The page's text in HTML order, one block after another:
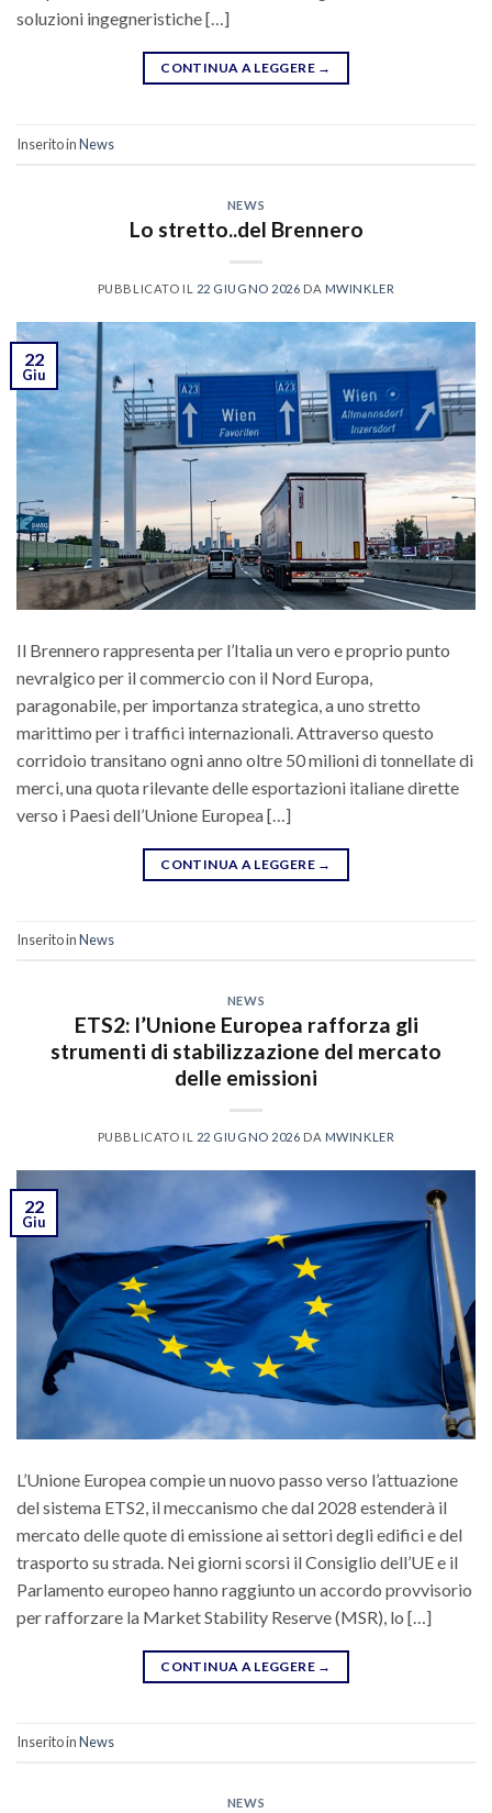
soluzioni ingegneristiche […]
CONTINUA A LEGGERE →
Inserito inNews
NEWS
Lo stretto..del Brennero
PUBBLICATO IL 22 GIUGNO 2026 DA MWINKLER
22
Giu
Il Brennero rappresenta per l’Italia un vero e proprio punto
nevralgico per il commercio con il Nord Europa,
paragonabile, per importanza strategica, a uno stretto
marittimo per i traffici internazionali. Attraverso questo
corridoio transitano ogni anno oltre 50 milioni di tonnellate di
merci, una quota rilevante delle esportazioni italiane dirette
verso i Paesi dell’Unione Europea […]
CONTINUA A LEGGERE →
Inserito inNews
NEWS
ETS2: l’Unione Europea rafforza gli
strumenti di stabilizzazione del mercato
delle emissioni
PUBBLICATO IL 22 GIUGNO 2026 DA MWINKLER
22
Giu
L’Unione Europea compie un nuovo passo verso l’attuazione
del sistema ETS2, il meccanismo che dal 2028 estenderà il
mercato delle quote di emissione ai settori degli edifici e del
trasporto su strada. Nei giorni scorsi il Consiglio dell’UE e il
Parlamento europeo hanno raggiunto un accordo provvisorio
per rafforzare la Market Stability Reserve (MSR), lo […]
CONTINUA A LEGGERE →
Inserito inNews
NEWS